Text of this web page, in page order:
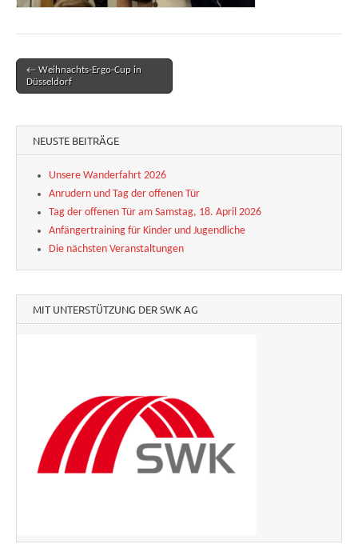
Post navigation
← Weihnachts-Ergo-Cup in
Düsseldorf
NEUSTE BEITRÄGE
Unsere Wanderfahrt 2026
Anrudern und Tag der offenen Tür
Tag der offenen Tür am Samstag, 18. April 2026
Anfängertraining für Kinder und Jugendliche
Die nächsten Veranstaltungen
MIT UNTERSTÜTZUNG DER SWK AG